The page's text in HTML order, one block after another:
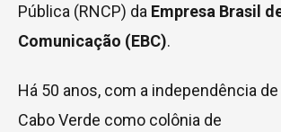
Pública (RNCP) da Empresa Brasil
Comunicação (EBC).
Há 50 anos, com a independência de
Cabo Verde como colônia de